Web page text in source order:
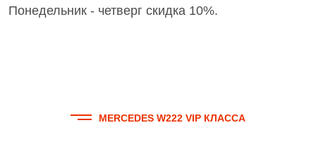
Понедельник - четверг скидка 10%.
MERCEDES W222 VIP КЛАССА